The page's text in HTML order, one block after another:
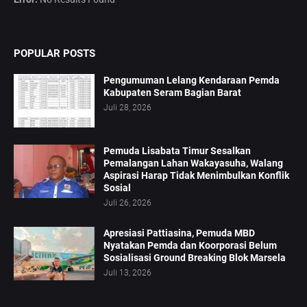
POPULAR POSTS
Pengumuman Lelang Kendaraan Pemda
Kabupaten Seram Bagian Barat
Juli 28, 2026
Pemuda Lisabata Timur Sesalkan
Pemalangan Lahan Wakayasuha, Walang
Aspirasi Harap Tidak Menimbulkan Konflik
Sosial
Juli 26, 2026
Apresiasi Pattiasina, Pemuda MBD
Nyatakan Pemda dan Koorporasi Belum
Sosialisasi Ground Breaking Blok Marsela
Juli 13, 2026